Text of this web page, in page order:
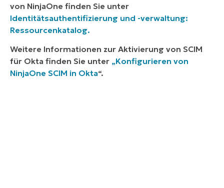
von NinjaOne finden Sie unter
Identitätsauthentifizierung und -verwaltung:
Ressourcenkatalog.
Weitere Informationen zur Aktivierung von SCIM
für Okta finden Sie unter „Konfigurieren von
NinjaOne SCIM in Okta“.